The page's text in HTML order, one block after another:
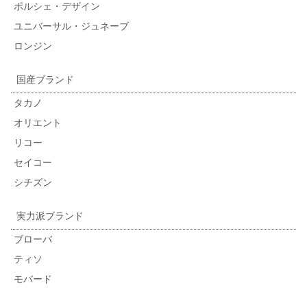
ポルシェ・デザイン
ユニバーサル・ジュネーブ
ロンジン
国産ブランド
タカノ
オリエント
リコー
セイコー
シチズン
実力派ブランド
ブローバ
ティソ
モバード